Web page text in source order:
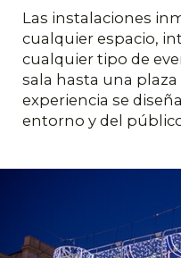
Las instalaciones
cualquier espacio,
cualquier tipo de
sala hasta una
experiencia se
entorno y del